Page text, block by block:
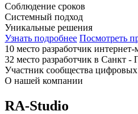
Соблюдение сроков
Системный подход
Уникальные решения
Узнать подробнее Посмотреть
10 место разработчик интернет-
32 место разработчик в Санкт -
Участник сообщества
О нашей компании
RA-Studio